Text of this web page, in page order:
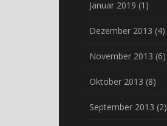
Januar 2019 (1)
Dezember 2013 (4)
November 2013 (6)
Oktober 2013 (8)
September 2013 (2)